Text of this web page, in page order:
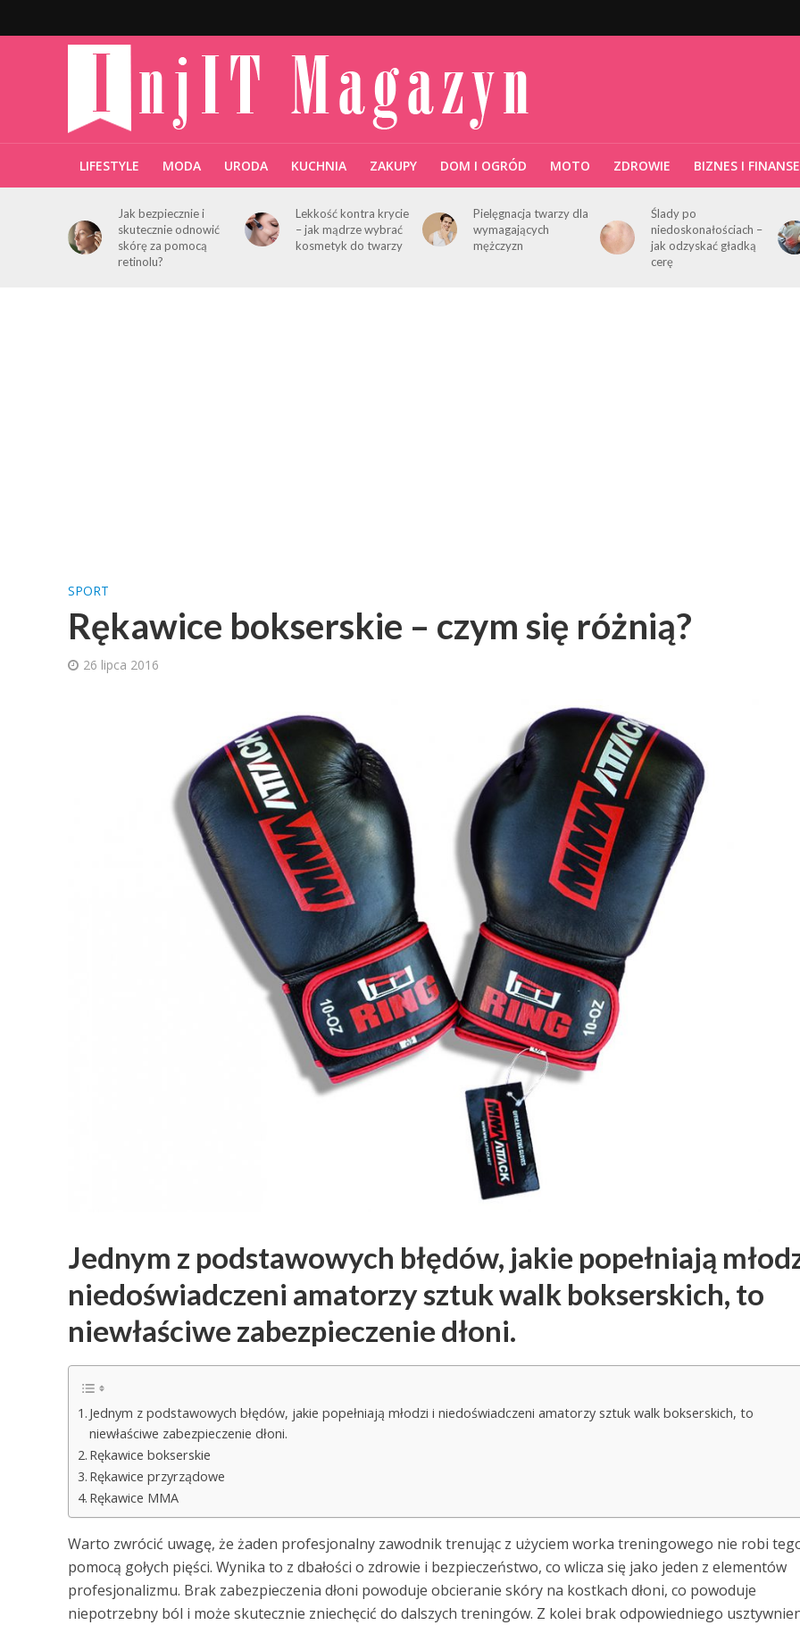
LIFESTYLE MODA URODA KUCHNIA ZAKUPY DOM I OGRÓD MOTO ZDROWIE BIZNES I FINANSE
Jak bezpiecznie i
skutecznie odnowić
skórę za pomocą
retinolu?
Lekkość kontra krycie
– jak mądrze wybrać
kosmetyk do twarzy
Pielęgnacja twarzy dla
wymagających
mężczyzn
Ślady po
niedoskonałościach –
jak odzyskać gładką
cerę
SPORT
Rękawice bokserskie – czym się różnią?
26 lipca 2016
Jednym z podstawowych błędów, jakie popełniają
niedoświadczeni amatorzy sztuk walk bokserskich, to
niewłaściwe zabezpieczenie dłoni.
Jednym z podstawowych błędów, jakie popełniają młodzi i niedoświadczeni amatorzy sztuk walk bokserskich, to
niewłaściwe zabezpieczenie dłoni.
Rękawice bokserskie
Rękawice przyrządowe
Rękawice MMA
Warto zwrócić uwagę, że żaden profesjonalny zawodnik trenując z użyciem worka treningowego nie robi
pomocą gołych pięści. Wynika to z dbałości o zdrowie i bezpieczeństwo, co wlicza się jako jeden z elementów
profesjonalizmu. Brak zabezpieczenia dłoni powoduje obcieranie skóry na kostkach dłoni, co powoduje
niepotrzebny ból i może skutecznie zniechęcić do dalszych treningów. Z kolei brak odpowiedniego